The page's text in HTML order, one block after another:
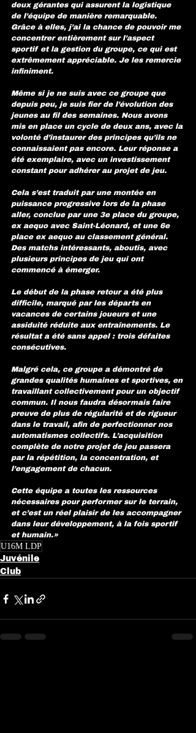
deux gérantes qui assurent la logistique
de l’équipe de manière remarquable.
Grâce à elles, j’ai la chance de pouvoir me
concentrer entièrement sur l’aspect
sportif et la gestion du groupe, ce qui est
extrêmement appréciable. Je les remercie
infiniment.
Même si je ne suis avec ce groupe que
depuis peu, je suis fier de l’évolution des
jeunes au fil des semaines. Nous avons
mis en place un cycle de deux ans, avec la
volonté d’instaurer des principes qu’ils ne
connaissaient pas encore. Leur réponse a
été exemplaire, avec un investissement
constant pour adhérer au projet de jeu.
Cela s’est traduit par une montée en
puissance progressive lors de la phase
aller, conclue par une 3e place du groupe,
ex aequo avec Saint-Léonard, et une 6e
place ex aequo au classement général.
Des matchs intéressants, aboutis, avec
plusieurs principes de jeu qui ont
commencé à émerger.
Le début de la phase retour a été plus
difficile, marqué par les départs en
vacances de certains joueurs et une
assiduité réduite aux entraînements. Le
résultat a été sans appel : trois défaites
consécutives.
Malgré cela, ce groupe a démontré de
grandes qualités humaines et sportives, en
travaillant collectivement pour un objectif
commun. Il nous faudra désormais faire
preuve de plus de régularité et de rigueur
dans le travail, afin de perfectionner nos
automatismes collectifs. L’acquisition
complète de notre projet de jeu passera
par la répétition, la concentration, et
l’engagement de chacun.
Cette équipe a toutes les ressources
nécessaires pour performer sur le terrain,
et c’est un réel plaisir de les accompagner
dans leur développement, à la fois sportif
et humain.»
U16M LDP
Juvénile
Club